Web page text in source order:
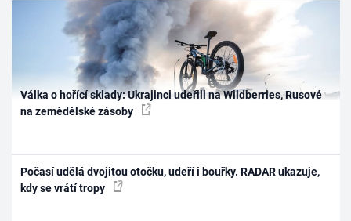
Válka o hořící sklady: Ukrajinci udeřili na Wildberries, Rusové
na zemědělské zásoby
Počasí udělá dvojitou otočku, udeří i bouřky. RADAR ukazuje,
kdy se vrátí tropy